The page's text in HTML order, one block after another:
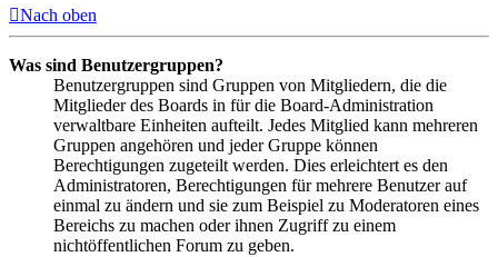
Nach oben
Was sind Benutzergruppen?
Benutzergruppen sind Gruppen von Mitgliedern, die die
Mitglieder des Boards in für die Board-Administration
verwaltbare Einheiten aufteilt. Jedes Mitglied kann mehreren
Gruppen angehören und jeder Gruppe können
Berechtigungen zugeteilt werden. Dies erleichtert es den
Administratoren, Berechtigungen für mehrere Benutzer auf
einmal zu ändern und sie zum Beispiel zu Moderatoren eines
Bereichs zu machen oder ihnen Zugriff zu einem
nichtöffentlichen Forum zu geben.